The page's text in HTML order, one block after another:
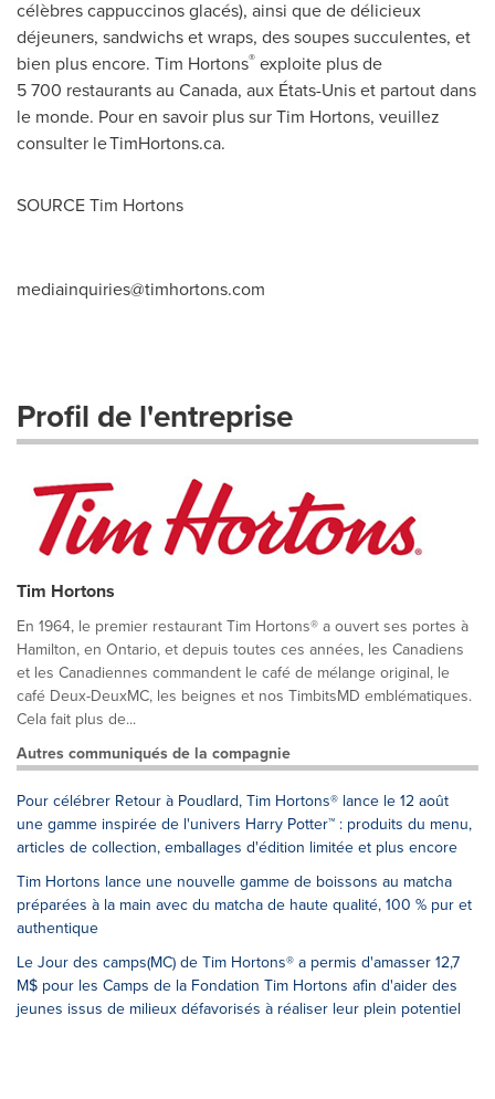
célèbres cappuccinos glacés), ainsi que de délicieux
déjeuners, sandwichs et wraps, des soupes succulentes, et
bien plus encore. Tim Hortons® exploite plus de
5 700 restaurants au Canada, aux États-Unis et partout dans
le monde. Pour en savoir plus sur Tim Hortons, veuillez
consulter le TimHortons.ca.
SOURCETim Hortons
mediainquiries@timhortons.com
Profil de l'entreprise
Tim Hortons
En 1964, le premier restaurant Tim Hortons® a ouvert ses portes à
Hamilton, en Ontario, et depuis toutes ces années, les Canadiens
et les Canadiennes commandent le café de mélange original, le
café Deux-DeuxMC, les beignes et nos TimbitsMD emblématiques.
Cela fait plus de...
Autres communiqués de la compagnie
Pour célébrer Retour à Poudlard, Tim Hortons® lance le 12 août
une gamme inspirée de l'univers Harry Potter™ : produits du menu,
articles de collection, emballages d'édition limitée et plus encore
Tim Hortons lance une nouvelle gamme de boissons au matcha
préparées à la main avec du matcha de haute qualité, 100 % pur et
authentique
Le Jour des camps(MC) de Tim Hortons® a permis d'amasser 12,7
M$ pour les Camps de la Fondation Tim Hortons afin d'aider des
jeunes issus de milieux défavorisés à réaliser leur plein potentiel